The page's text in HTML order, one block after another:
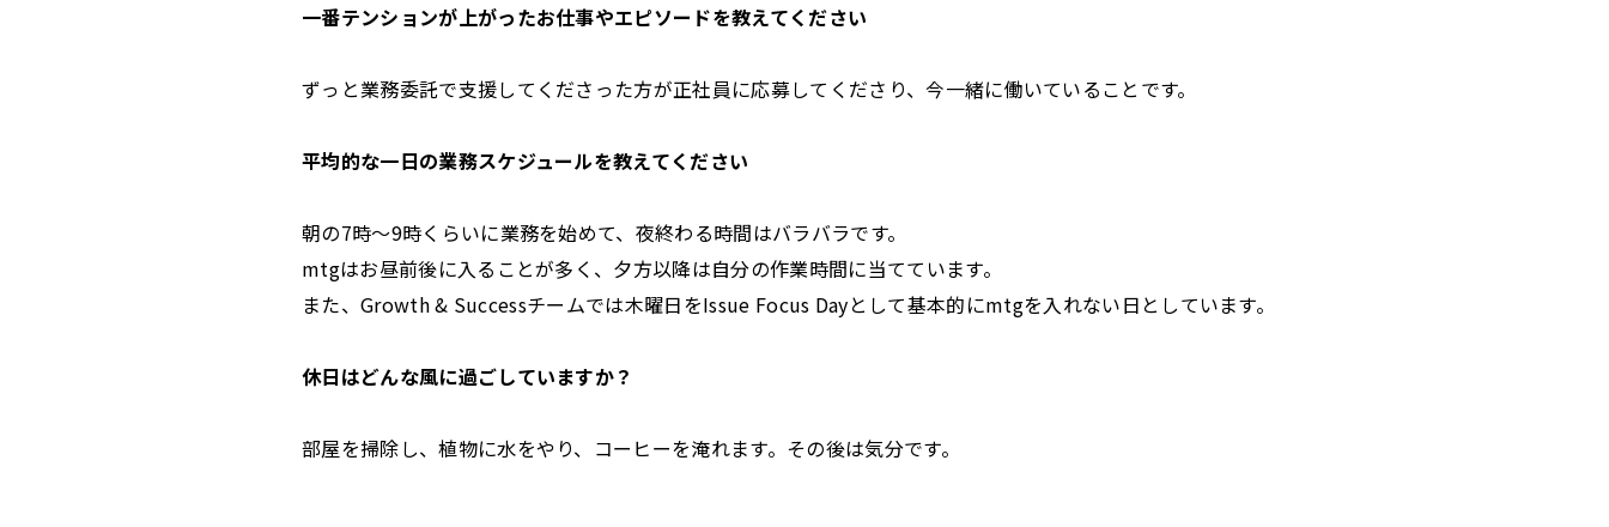
一番テンションが上がったお仕事やエピソードを教えてください
ずっと業務委託で支援してくださった方が正社員に応募してくださり、今一緒に働いていることです。
平均的な一日の業務スケジュールを教えてください
朝の7時〜9時くらいに業務を始めて、夜終わる時間はバラバラです。
mtgはお昼前後に入ることが多く、夕方以降は自分の作業時間に当てています。
また、Growth & Successチームでは木曜日をIssue Focus Dayとして基本的にmtgを入れない日としています。
休日はどんな風に過ごしていますか？
部屋を掃除し、植物に水をやり、コーヒーを淹れます。その後は気分です。